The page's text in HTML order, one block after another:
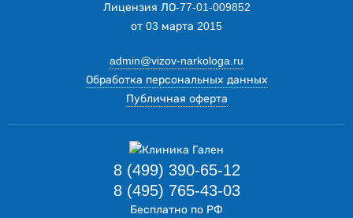
8 (499) 390-65-12
8 (495) 765-43-03
Бесплатно по РФ
Лицензия ЛО-77-01-009852
от 03 марта 2015
admin@vizov-narkologa.ru
Обработка персональных данных
Публичная оферта